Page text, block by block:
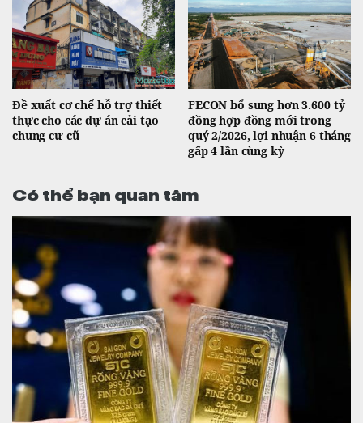
Đề xuất cơ chế hỗ trợ thiết
thực cho các dự án cải tạo
chung cư cũ
FECON bổ sung hơn 3.600 tỷ
đồng hợp đồng mới trong
quý 2/2026, lợi nhuận 6 tháng
gấp 4 lần cùng kỳ
Có thể bạn quan tâm